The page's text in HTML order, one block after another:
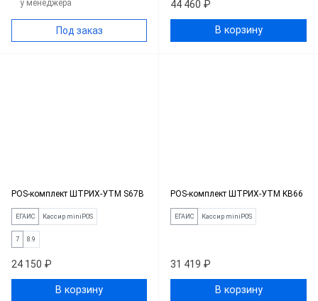
у менеджера
Под заказ
44 460 ₽
В корзину
POS-комплект ШТРИХ-УТМ S67B
ЕГАИС Кассир miniPOS
7 8.9
24 150 ₽
В корзину
POS-комплект ШТРИХ-УТМ KB66
ЕГАИС Кассир miniPOS
31 419 ₽
В корзину